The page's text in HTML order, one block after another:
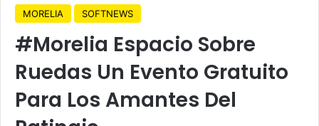
MORELIA SOFTNEWS
#Morelia Espacio Sobre
Ruedas Un Evento Gratuito
Para Los Amantes Del